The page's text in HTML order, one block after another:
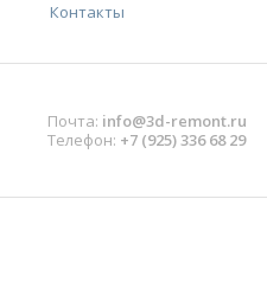
Контакты
Почта: info@3d-remont.ru
Телефон: +7 (925) 336 68 29